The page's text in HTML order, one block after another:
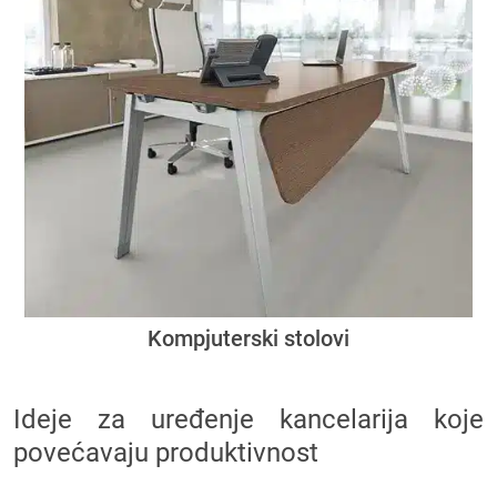
Kompjuterski stolovi
Ideje za uređenje kancelarija koje
povećavaju produktivnost